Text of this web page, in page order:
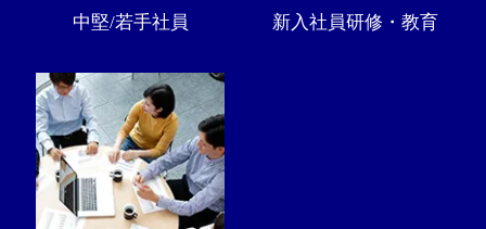
中堅/若手社員 新入社員研修・教育